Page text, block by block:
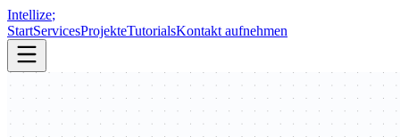
Intellize;
StartServicesProjekteTutorialsKontakt aufnehmen